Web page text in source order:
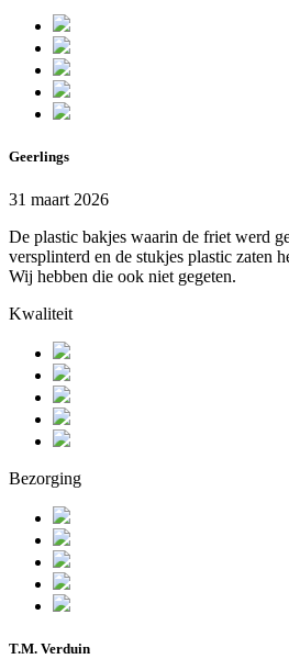
Geerlings
31 maart 2026
De plastic bakjes waarin de friet werd
versplinterd en de stukjes plastic zaten
Wij hebben die ook niet gegeten.
Kwaliteit
Bezorging
T.M. Verduin